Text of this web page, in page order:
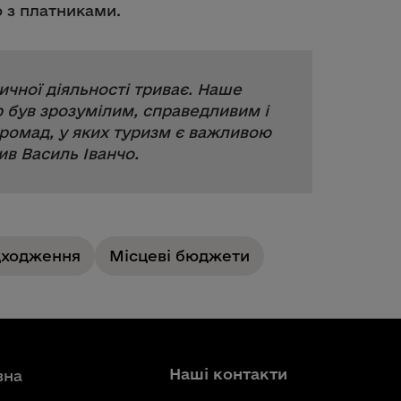
з платниками.
діяльності триває. Наше
зрозумілим, справедливим і
у яких туризм є важливою
Василь Іванчо.
Місцеві бюджети
Наші контакти